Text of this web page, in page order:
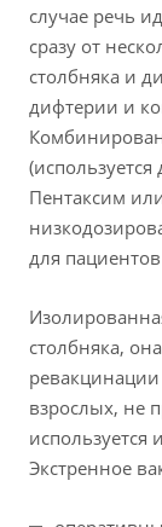
случае речь
сразу от
столбняка и
дифтерии и
Пентаксим
для
столбняка,
взрослых, не
Экстренное